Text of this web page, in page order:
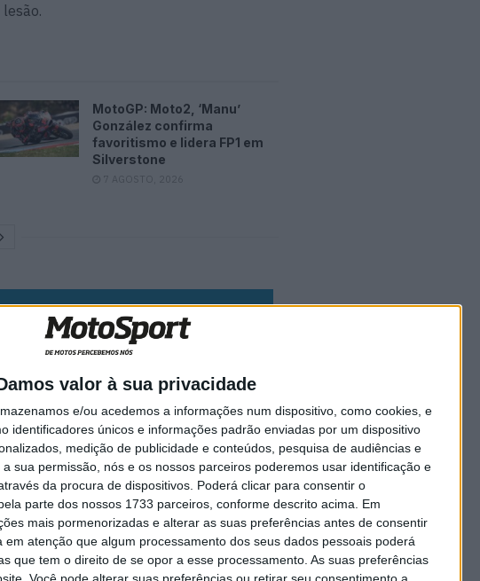
valor à sua privacidade
e/ou acedemos a informações num dispositivo, como cookies, e
identificadores únicos e informações padrão enviadas por um dispositivo
medição de publicidade e conteúdos, pesquisa de audiências e
a sua permissão, nós e os nossos parceiros poderemos usar identificação e
da procura de dispositivos. Poderá clicar para consentir o
parte dos nossos 1733 parceiros, conforme descrito acima. Em
mais pormenorizadas e alterar as suas preferências antes de consentir
em atenção que algum processamento dos seus dados pessoais poderá
que tem o direito de se opor a esse processamento. As suas preferências
MotoGP: Moto2, ‘Manu’
González confirma
favoritismo e lidera FP1 em
Silverstone
7 AGOSTO, 2026